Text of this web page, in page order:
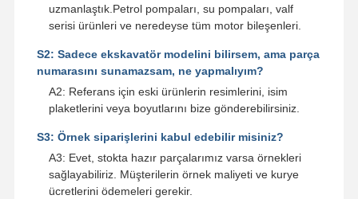
uzmanlaştık.Petrol pompaları, su pompaları, valf
serisi ürünleri ve neredeyse tüm motor bileşenleri.
S2: Sadece ekskavatör modelini bilirsem, ama parça
numarasını sunamazsam, ne yapmalıyım?
A2: Referans için eski ürünlerin resimlerini, isim
plaketlerini veya boyutlarını bize gönderebilirsiniz.
S3: Örnek siparişlerini kabul edebilir misiniz?
A3: Evet, stokta hazır parçalarımız varsa örnekleri
sağlayabiliriz. Müşterilerin örnek maliyeti ve kurye
ücretlerini ödemeleri gerekir.